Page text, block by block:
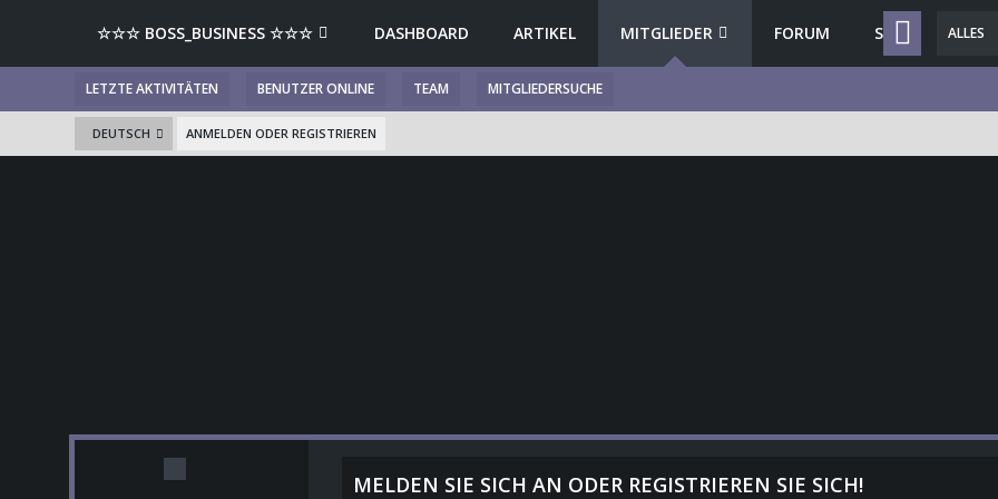
☆☆☆ BOSS_BUSINESS ☆☆☆ DASHBOARD ARTIKEL MITGLIEDER
LETZTE AKTIVITÄTEN BENUTZER ONLINE TEAM MITGLIEDERSUCHE
FORUM SPENDEN ALLES
DEUTSCH ANMELDEN ODER REGISTRIEREN
MELDEN SIE SICH AN ODER REGISTRIEREN SIE SICH!